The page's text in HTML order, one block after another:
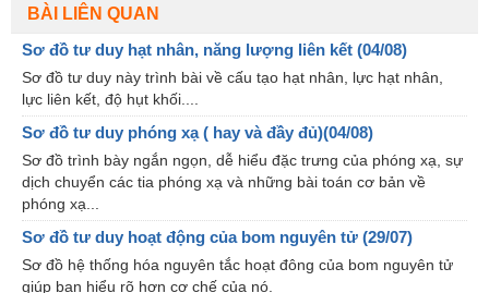
BÀI LIÊN QUAN
Sơ đồ tư duy hạt nhân, năng lượng liên kết (04/08)
Sơ đồ tư duy này trình bài về cấu tạo hạt nhân, lực hạt nhân,
lực liên kết, độ hụt khối....
Sơ đồ tư duy phóng xạ ( hay và đầy đủ)(04/08)
Sơ đồ trình bày ngắn ngọn, dễ hiểu đặc trưng của phóng xạ, sự
dịch chuyển các tia phóng xạ và những bài toán cơ bản về
phóng xạ...
Sơ đồ tư duy hoạt động của bom nguyên tử (29/07)
Sơ đồ hệ thống hóa nguyên tắc hoạt đông của bom nguyên tử
giúp bạn hiểu rõ hơn cơ chế của nó.